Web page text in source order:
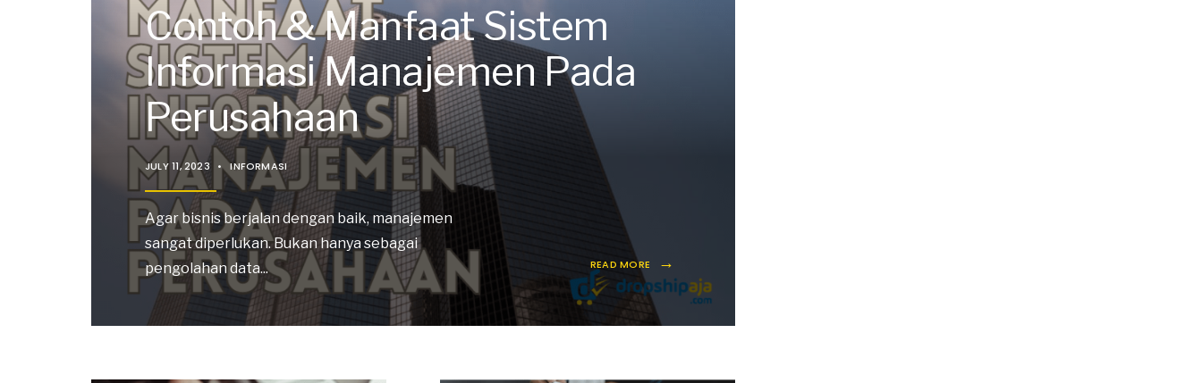
Contoh & Manfaat Sistem
Informasi Manajemen Pada
Perusahaan
JULY 11, 2023 • INFORMASI
Agar bisnis berjalan dengan baik, manajemen
sangat diperlukan. Bukan hanya sebagai
pengolahan data... READ MORE →